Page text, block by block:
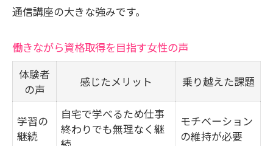
通信講座の大きな強みです。
働きながら資格取得を目指す女性の声
体験者
の声
感じたメリット 乗り越えた課題
学習の
継続
自宅で学べるため仕事
終わりでも無理なく継
モチベーション
の維持が必要